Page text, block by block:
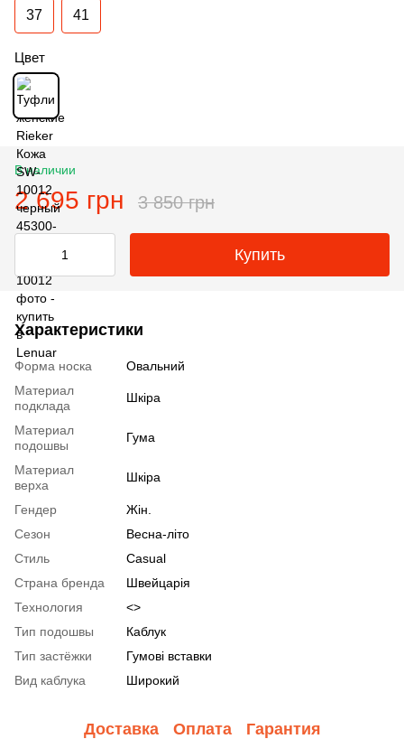
37 41
Цвет
В наличии
2 695 грн 3 850 грн
Купить
Характеристики
Форма носка
Овальний
Материал
подклада
Шкіра
Материал
подошвы
Гума
Материал
верха
Шкіра
Гендер
Жін.
Сезон
Весна-літо
Стиль
Casual
Страна бренда
Швейцарія
Технология
<>
Тип подошвы
Каблук
Тип застёжки
Гумові вставки
Вид каблука
Широкий
Доставка Оплата Гарантия